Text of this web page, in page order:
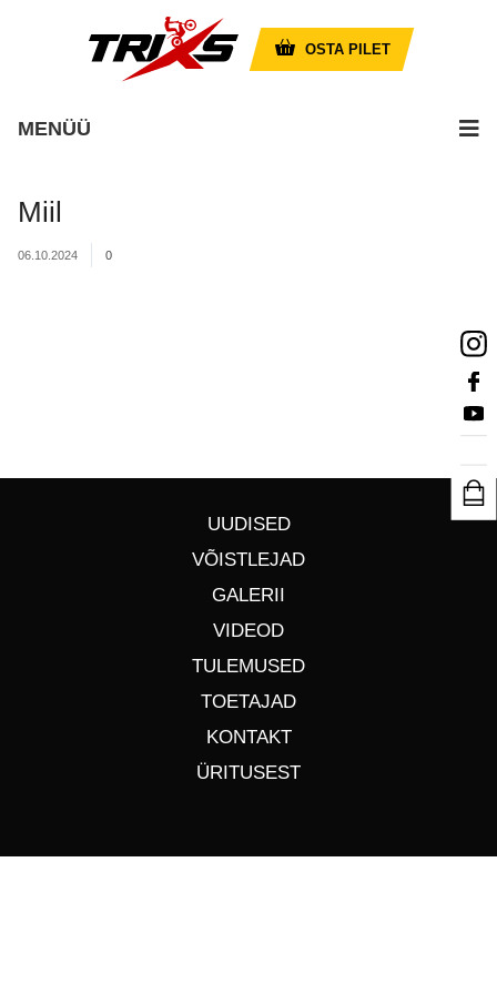
OSTA PILET
MENÜÜ
Miil
06.10.2024 0
UUDISED
VÕISTLEJAD
GALERII
VIDEOD
TULEMUSED
TOETAJAD
KONTAKT
ÜRITUSEST